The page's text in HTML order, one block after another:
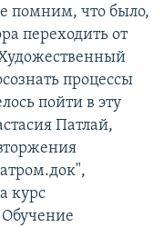
помним, что было,
переходить от
процессы
пойти в эту
Патлай,
курс